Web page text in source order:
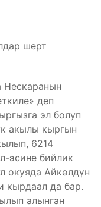
шерт
Нескаранын
деп
эл болуп
акылы кыргын
6214
эсине бийлик
окуяда Айкөлдүн
кырдаал да бар.
алынган